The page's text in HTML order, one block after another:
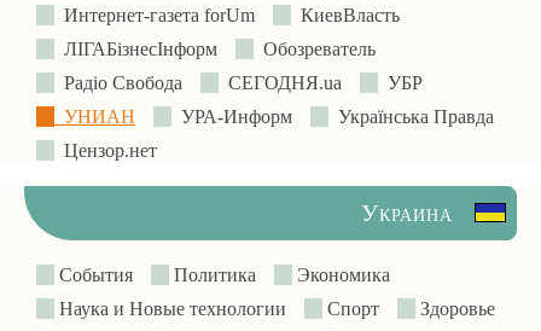
Интернет-газета forUm
КиевВласть
ЛIГАБiзнесIнформ
Обозреватель
Радіо Свобода
СЕГОДНЯ.ua
УБР
УНИАН
УРА-Информ
Українська Правда
Цензор.нет
Украина
События Политика
Экономика
Наука и Новые технологии
Спорт
Здоровье